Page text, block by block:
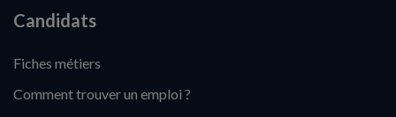
Candidats
Fiches métiers
Comment trouver un emploi ?